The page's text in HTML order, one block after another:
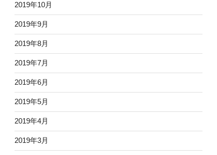
2019年10月
2019年9月
2019年8月
2019年7月
2019年6月
2019年5月
2019年4月
2019年3月